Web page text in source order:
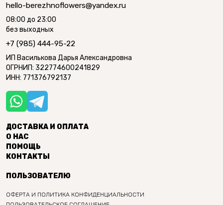
hello-berezhnoflowers@yandex.ru
08:00 до 23:00
без выходных
+7 (985) 444-95-22
ИП Василькова Дарья Александровна
ОГРНИП: 322774600241829
ИНН: 771376792137
ДОСТАВКА И ОПЛАТА
О НАС
ПОМОЩЬ
КОНТАКТЫ
ПОЛЬЗОВАТЕЛЮ
ОФЕРТА И ПОЛИТИКА КОНФИДЕНЦИАЛЬНОСТИ